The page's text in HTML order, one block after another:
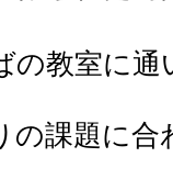
教室に通
課題に合